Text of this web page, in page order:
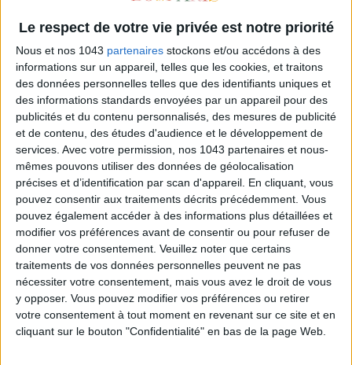
Le respect de votre vie privée est notre priorité
Nous et nos 1043 partenaires stockons et/ou accédons à des
informations sur un appareil, telles que les cookies, et traitons
des données personnelles telles que des identifiants uniques et
des informations standards envoyées par un appareil pour des
publicités et du contenu personnalisés, des mesures de publicité
et de contenu, des études d'audience et le développement de
services. Avec votre permission, nos 1043 partenaires et nous-
mêmes pouvons utiliser des données de géolocalisation
précises et d’identification par scan d'appareil. En cliquant, vous
pouvez consentir aux traitements décrits précédemment. Vous
pouvez également accéder à des informations plus détaillées et
modifier vos préférences avant de consentir ou pour refuser de
donner votre consentement. Veuillez noter que certains
traitements de vos données personnelles peuvent ne pas
nécessiter votre consentement, mais vous avez le droit de vous
y opposer. Vous pouvez modifier vos préférences ou retirer
votre consentement à tout moment en revenant sur ce site et en
cliquant sur le bouton "Confidentialité" en bas de la page Web.
TOUT CE QUE VOUS DEVEZ FAIRE À PARIS EN AOÛT